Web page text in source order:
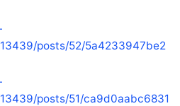
posts/52/5a4233947be2
posts/51/ca9d0aabc6831